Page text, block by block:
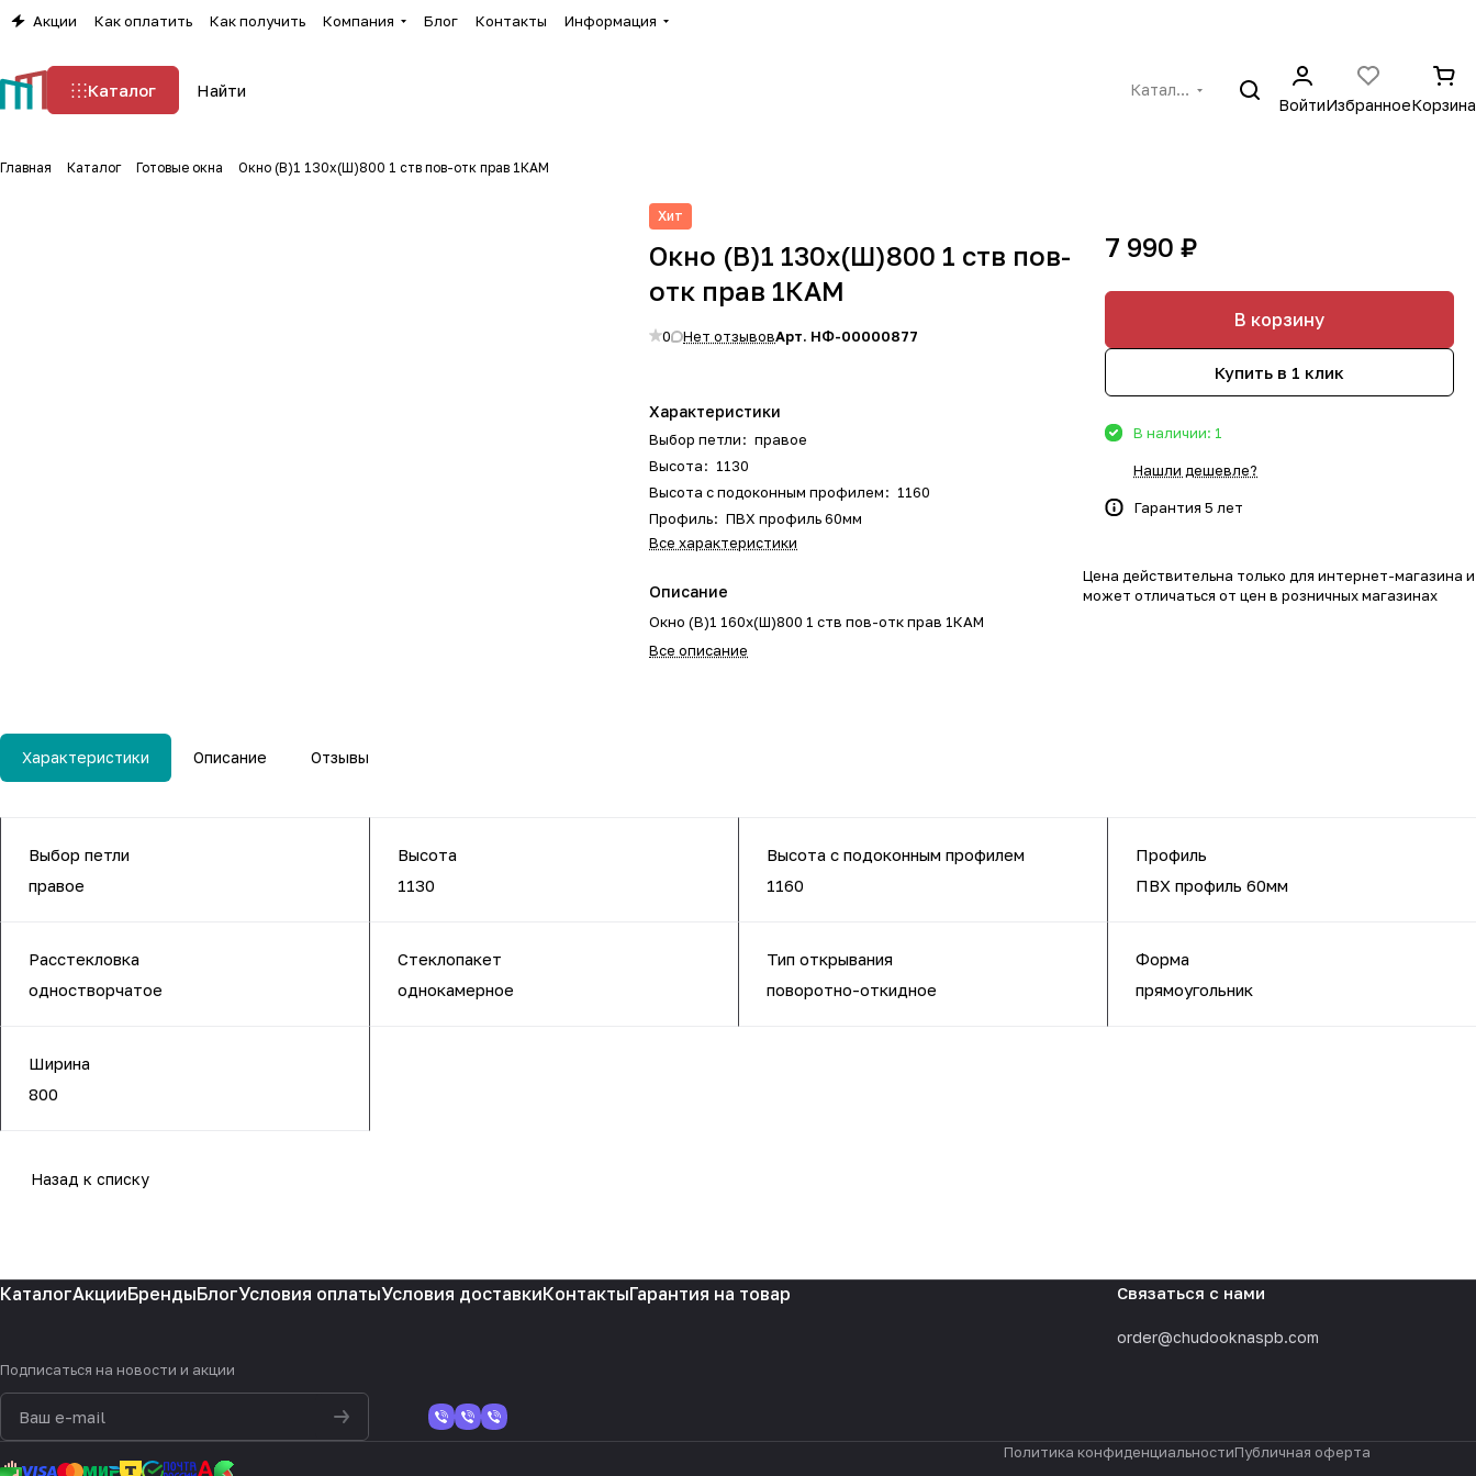
Акции Как оплатить Как получить Компания Блог Контакты Информация
Каталог
Каталог
ВойтиИзбранноеКорзина
Главная Каталог Готовые окна Окно (В)1 130х(Ш)800 1 ств пов-отк прав 1КАМ
Хит
Окно (В)1 130х(Ш)800 1 ств пов-
отк прав 1КАМ
0 Нет отзывовАрт. НФ-00000877
Характеристики
Выбор петли: правое
Высота: 1130
Высота с подоконным профилем: 1160
Профиль: ПВХ профиль 60мм
Все характеристики
Описание
Окно (В)1 160х(Ш)800 1 ств пов-отк прав 1КАМ
Все описание
7 990 ₽
В корзину
Купить в 1 клик
В наличии: 1
Нашли дешевле?
Гарантия 5 лет
Цена действительна только для интернет-магазина и
может отличаться от цен в розничных магазинах
Характеристики Описание Отзывы
Выбор петли
правое
Высота
1130
Высота с подоконным профилем
1160
Профиль
ПВХ профиль 60мм
Расстекловка
одностворчатое
Стеклопакет
однокамерное
Тип открывания
поворотно-откидное
Форма
прямоугольник
Ширина
800
Назад к списку
КаталогАкцииБрендыБлогУсловия оплатыУсловия доставкиКонтактыГарантия на товар
Подписаться на новости и акции
Связаться с нами
order@chudooknaspb.com
Политика конфиденциальностиПубличная оферта